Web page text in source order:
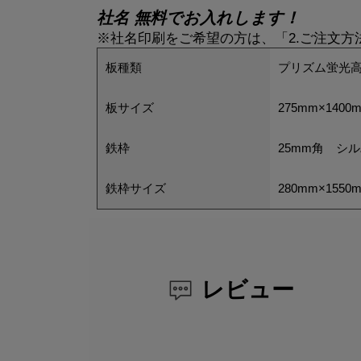
社名 無料でお入れします！
※社名印刷をご希望の方は、「2.ご注文方
板種類 プリズム蛍光
板サイズ
鉄枠 25mm角 シル
鉄枠サイズ
レビュー